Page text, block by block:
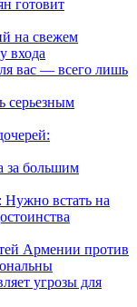
готовит
на свежем
входа
вас — всего лишь
серьезным
за большим
Нужно встать на
Армении против
угрозы для